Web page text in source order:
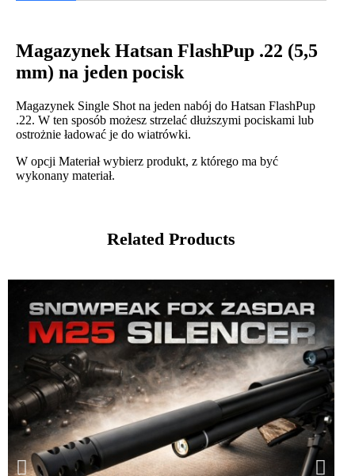
Magazynek Hatsan FlashPup .22 (5,5
mm) na jeden pocisk
Magazynek Single Shot na jeden nabój do Hatsan FlashPup
.22. W ten sposób możesz strzelać dłuższymi pociskami lub
ostrożnie ładować je do wiatrówki.
W opcji Materiał wybierz produkt, z którego ma być
wykonany materiał.
Related Products